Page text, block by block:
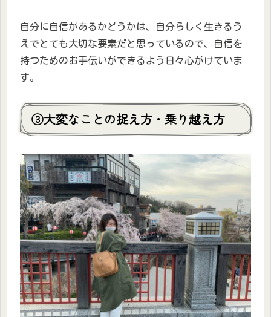
自分に自信があるかどうかは、自分らしく生きるう
えでとても大切な要素だと思っているので、自信を
持つためのお手伝いができるよう日々心がけていま
す。
③大変なことの捉え方・乗り越え方